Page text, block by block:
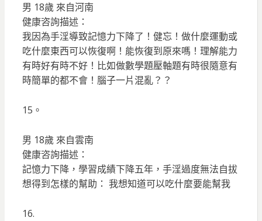
男 18歲 來自河南
健康咨詢描述：
我因為手淫導致記憶力下降了！健忘！做什麼運動或
吃什麼東西可以恢復啊！能恢復到原來嗎！理解能力
有時好有時不好！比如做數學題壓軸題有時很隨意有
時簡單的都不會！腦子一片混亂？？
15。
男 18歲 來自雲南
健康咨詢描述：
記憶力下降，學習成績下降五年，手淫過度無法自拔
想得到怎樣的幫助： 我想知道可以吃什麼要能幫我
16.